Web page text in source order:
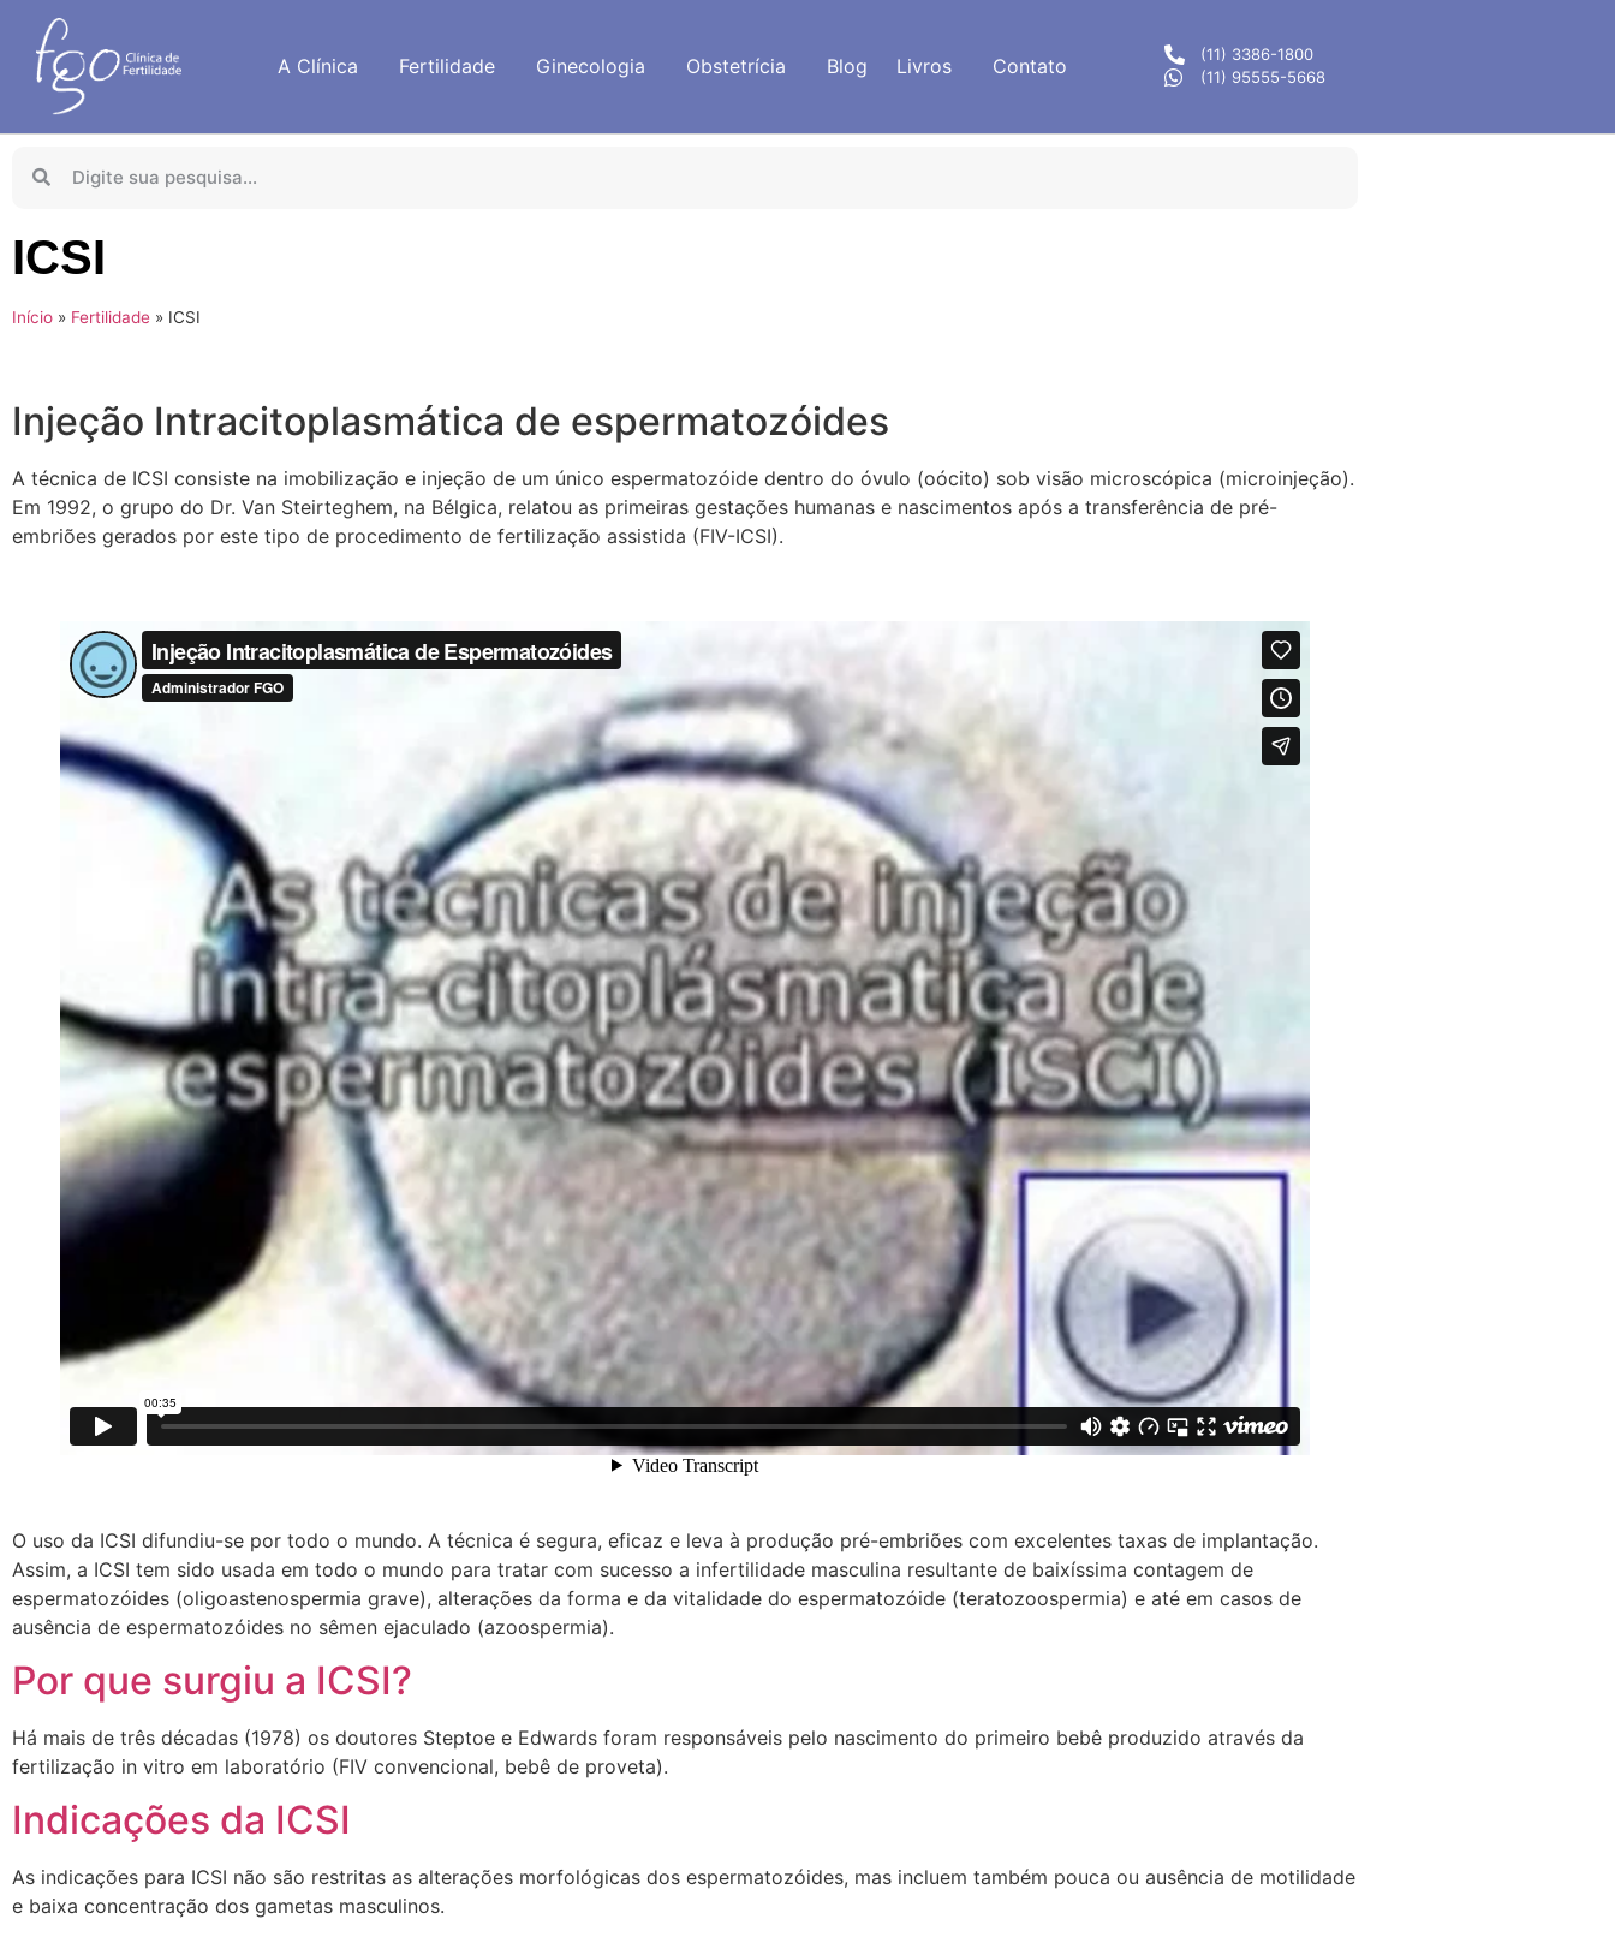
A Clínica Fertilidade Ginecologia Obstetrícia Blog Livros Contato
(11) 3386-1800
(11) 95555-5668
ICSI
Início » Fertilidade » ICSI
Injeção Intracitoplasmática de espermatozóides
A técnica de ICSI consiste na imobilização e injeção de um único espermatozóide dentro do óvulo (oócito) sob visão microscópica (microinjeção).
Em 1992, o grupo do Dr. Van Steirteghem, na Bélgica, relatou as primeiras gestações humanas e nascimentos após a transferência de pré-
embriões gerados por este tipo de procedimento de fertilização assistida (FIV-ICSI).
O uso da ICSI difundiu-se por todo o mundo. A técnica é segura, eficaz e leva à produção pré-embriões com excelentes taxas de implantação.
Assim, a ICSI tem sido usada em todo o mundo para tratar com sucesso a infertilidade masculina resultante de baixíssima contagem de
espermatozóides (oligoastenospermia grave), alterações da forma e da vitalidade do espermatozóide (teratozoospermia) e até em casos de
ausência de espermatozóides no sêmen ejaculado (azoospermia).
Por que surgiu a ICSI?
Há mais de três décadas (1978) os doutores Steptoe e Edwards foram responsáveis pelo nascimento do primeiro bebê produzido através da
fertilização in vitro em laboratório (FIV convencional, bebê de proveta).
Indicações da ICSI
As indicações para ICSI não são restritas as alterações morfológicas dos espermatozóides, mas incluem também pouca ou ausência de motilidade
e baixa concentração dos gametas masculinos.